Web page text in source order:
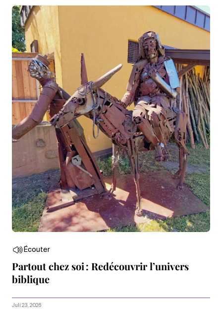
Écouter
Partout chez soi : Redécouvrir l’univers
biblique
Juli 23, 2026